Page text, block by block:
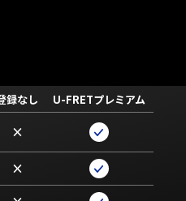
録なし U-FRETプレミアム
×
×